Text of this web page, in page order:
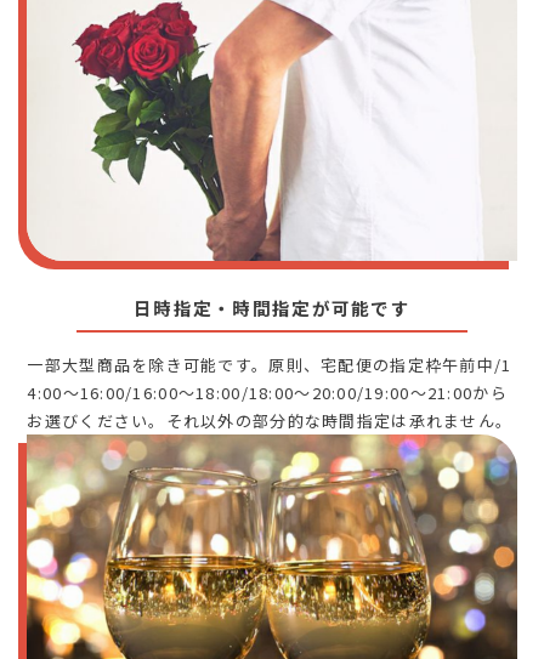
日時指定・時間指定が可能です
一部大型商品を除き可能です。原則、宅配便の指定枠午前中/1
4:00～16:00/16:00～18:00/18:00～20:00/19:00～21:00から
お選びください。それ以外の部分的な時間指定は承れません。